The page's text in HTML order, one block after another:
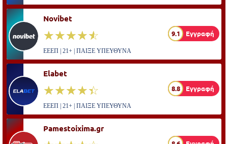
Novibet
☆☆☆☆☆
★★★★★ 9.1 Εγγραφή
ΕΕΕΠ | 21+ | ΠΑΙΞΕ ΥΠΕΥΘΥΝΑ
Elabet
☆☆☆☆☆
★★★★★ 8.8 Εγγραφή
ΕΕΕΠ | 21+ | ΠΑΙΞΕ ΥΠΕΥΘΥΝΑ
Pamestoixima.gr